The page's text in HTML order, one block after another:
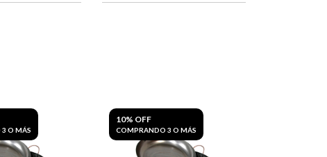
O MÁS
10% OFF
COMPRANDO 3 O MÁS